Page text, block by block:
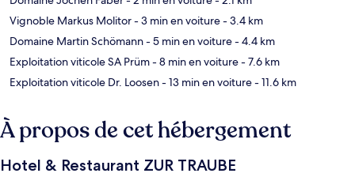
Vignoble Markus Molitor- 3 min en voiture- 3.4 km
Domaine Martin Schömann- 5 min en voiture- 4.4 km
Exploitation viticole SA Prüm- 8 min en voiture- 7.6 km
Exploitation viticole Dr. Loosen- 13 min en voiture- 11.6 km
À propos de cet hébergement
Hotel & Restaurant ZUR TRAUBE